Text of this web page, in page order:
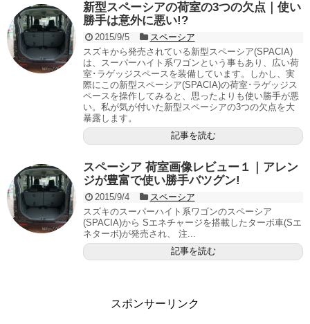
新型スペーシアの荷室の3つの欠点｜使い
勝手は意外に悪い!?
2015/9/5
スペーシア
スズキから発売されている新型スペーシア(SPACIA)
は、スーパーハイト系ワゴンという事もあり、広い荷
室･ラゲッジスペースを装備しています。しかし、実
際にこの新型スペーシア(SPACIA)の荷室･ラゲッジス
ペースを操作してみると、思ったよりも使い勝手が悪
い。私が気が付いた新型スペーシアの3つの欠点を大
暴露します。
記事を読む
スペーシア 荷室画像レビュー１｜アレン
ジが豊富で使い勝手バツグン!
2015/9/4
スペーシア
スズキのスーパーハイト系ワゴンのスペーシア
(SPACIA)から Sエネチャージを搭載したターボ車(Sエ
ネターボ)が発売され、 注...
記事を読む
スポンサーリンク